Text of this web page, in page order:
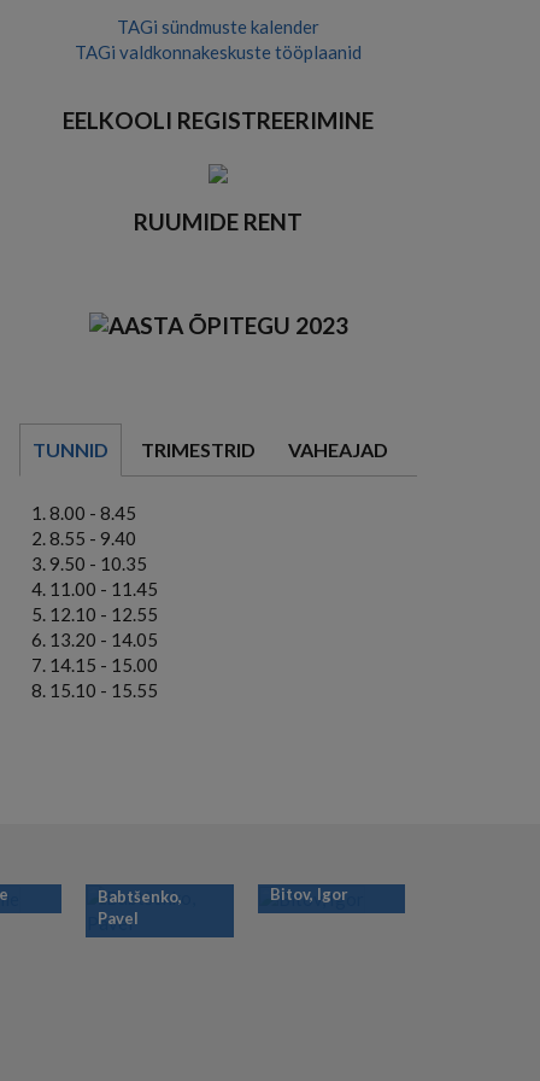
TAGi sündmuste kalender
TAGi valdkonnakeskuste tööplaanid
EELKOOLI REGISTREERIMINE
RUUMIDE RENT
TUNNID TRIMESTRID VAHEAJAD
8.00 - 8.45
8.55 - 9.40
9.50 - 10.35
11.00 - 11.45
12.10 - 12.55
13.20 - 14.05
14.15 - 15.00
15.10 - 15.55
Babtšenko,
Pavel
Bitov, Igor